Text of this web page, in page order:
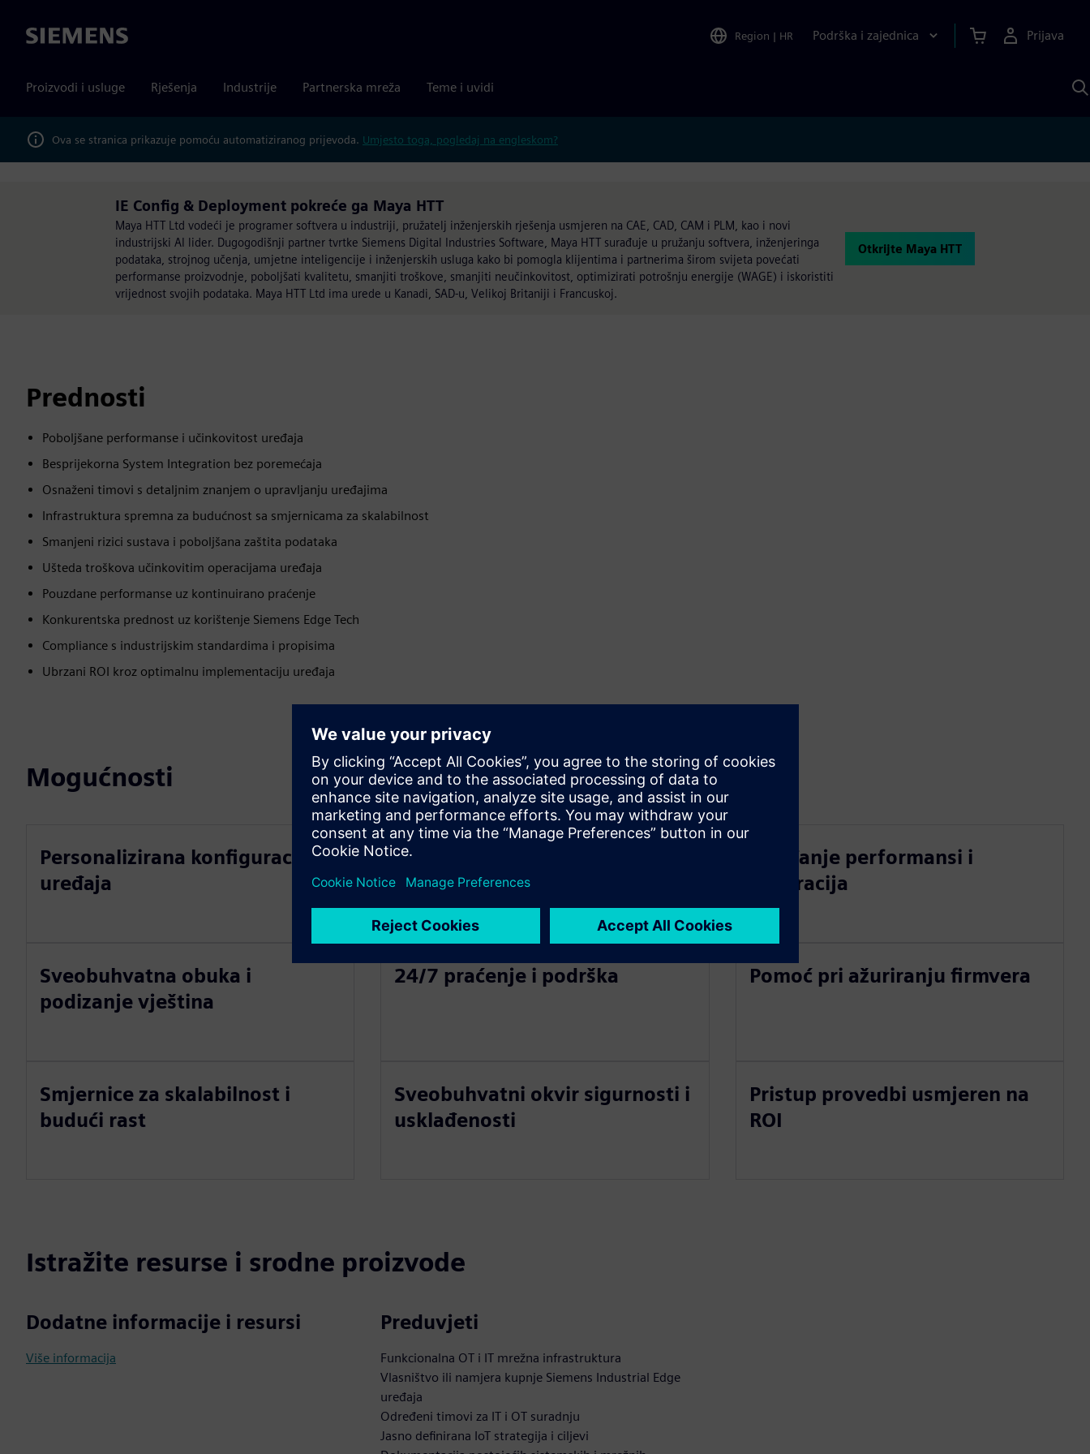
Siemens Region | HR Podrška i zajednica Prijava
Proizvodi i usluge Rješenja Industrije Partnerska mreža Teme i uvidi
Ova se stranica prikazuje pomoću automatiziranog prijevoda. Umjesto toga, pogledaj na engleskom?
IE Config & Deployment pokreće ga Maya HTT
Maya HTT Ltd vodeći je programer softvera u industriji, pružatelj inženjerskih rješenja usmjeren na CAE, CAD, CAM i PLM, kao i novi
industrijski AI lider. Dugogodišnji partner tvrtke Siemens Digital Industries Software, Maya HTT surađuje u pružanju softvera, inženjeringa
podataka, strojnog učenja, umjetne inteligencije i inženjerskih usluga kako bi pomogla klijentima i partnerima širom svijeta povećati
performanse proizvodnje, poboljšati kvalitetu, smanjiti troškove, smanjiti neučinkovitost, optimizirati potrošnju energije (WAGE) i iskoristiti
vrijednost svojih podataka. Maya HTT Ltd ima urede u Kanadi, SAD-u, Velikoj Britaniji i Francuskoj.
Otkrijte Maya HTT
Prednosti
Poboljšane performanse i učinkovitost uređaja
Besprijekorna System Integration bez poremećaja
Osnaženi timovi s detaljnim znanjem o upravljanju uređajima
Infrastruktura spremna za budućnost sa smjernicama za skalabilnost
Smanjeni rizici sustava i poboljšana zaštita podataka
Ušteda troškova učinkovitim operacijama uređaja
Pouzdane performanse uz kontinuirano praćenje
Konkurentska prednost uz korištenje Siemens Edge Tech
Compliance s industrijskim standardima i propisima
Ubrzani ROI kroz optimalnu implementaciju uređaja
Mogućnosti
Personalizirana konfiguracija
uređaja
Glatka integracija u trenutne
sustave
Ugađanje performansi i
kalibracija
Sveobuhvatna obuka i
podizanje vještina
24/7 praćenje i podrška Pomoć pri ažuriranju firmvera
Smjernice za skalabilnost i
budući rast
Sveobuhvatni okvir sigurnosti i
usklađenosti
Pristup provedbi usmjeren na
ROI
Istražite resurse i srodne proizvode
Dodatne informacije i resursi
Više informacija
Preduvjeti
Funkcionalna OT i IT mrežna infrastruktura
Vlasništvo ili namjera kupnje Siemens Industrial Edge
uređaja
Određeni timovi za IT i OT suradnju
Jasno definirana IoT strategija i ciljevi